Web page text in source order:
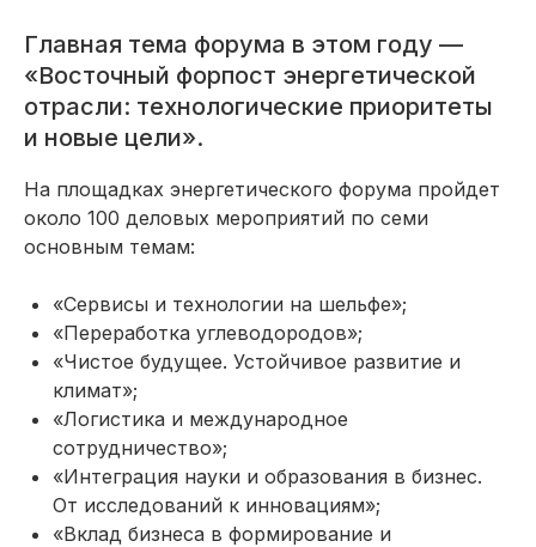
Главная тема форума в этом году —
«Восточный форпост энергетической
отрасли: технологические приоритеты
и новые цели».
На площадках энергетического форума пройдет
около 100 деловых мероприятий по семи
основным темам:
«Сервисы и технологии на шельфе»;
«Переработка углеводородов»;
«Чистое будущее. Устойчивое развитие и
климат»;
«Логистика и международное
сотрудничество»;
«Интеграция науки и образования в бизнес.
От исследований к инновациям»;
«Вклад бизнеса в формирование и